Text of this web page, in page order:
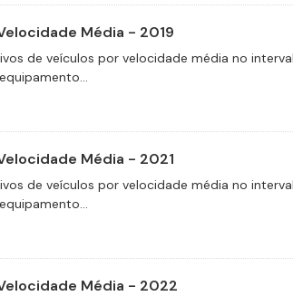
Média - 2019
de veículos por velocidade média no
Média - 2021
de veículos por velocidade média no
Média - 2022